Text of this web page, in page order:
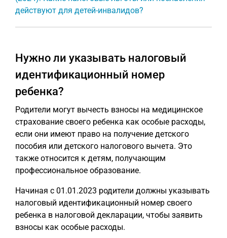
действуют для детей-инвалидов?
Нужно ли указывать налоговый
идентификационный номер
ребенка?
Родители могут вычесть взносы на медицинское
страхование своего ребенка как особые расходы,
если они имеют право на получение детского
пособия или детского налогового вычета. Это
также относится к детям, получающим
профессиональное образование.
Начиная с 01.01.2023 родители должны указывать
налоговый идентификационный номер своего
ребенка в налоговой декларации, чтобы заявить
взносы как особые расходы.